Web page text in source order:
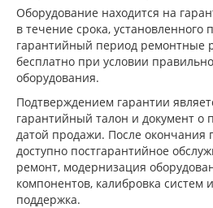
Оборудование находится на
в течение срока, установленного
гарантийный период ремонтные
бесплатно при условии
оборудования.
Подтверждением гарантии
гарантийный талон и документ о
датой продажи. После окончания
доступно постгарантийное
ремонт, модернизация
компонентов, калибровка систем
поддержка.